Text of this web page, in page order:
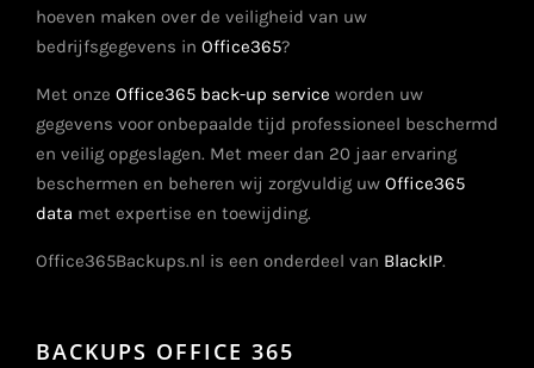
hoeven maken over de veiligheid van uw
bedrijfsgegevens in Office365?
Met onze Office365 back-up service worden uw
gegevens voor onbepaalde tijd professioneel beschermd
en veilig opgeslagen. Met meer dan 20 jaar ervaring
beschermen en beheren wij zorgvuldig uw Office365
data met expertise en toewijding.
Office365Backups.nl is een onderdeel van BlackIP.
BACKUPS OFFICE 365